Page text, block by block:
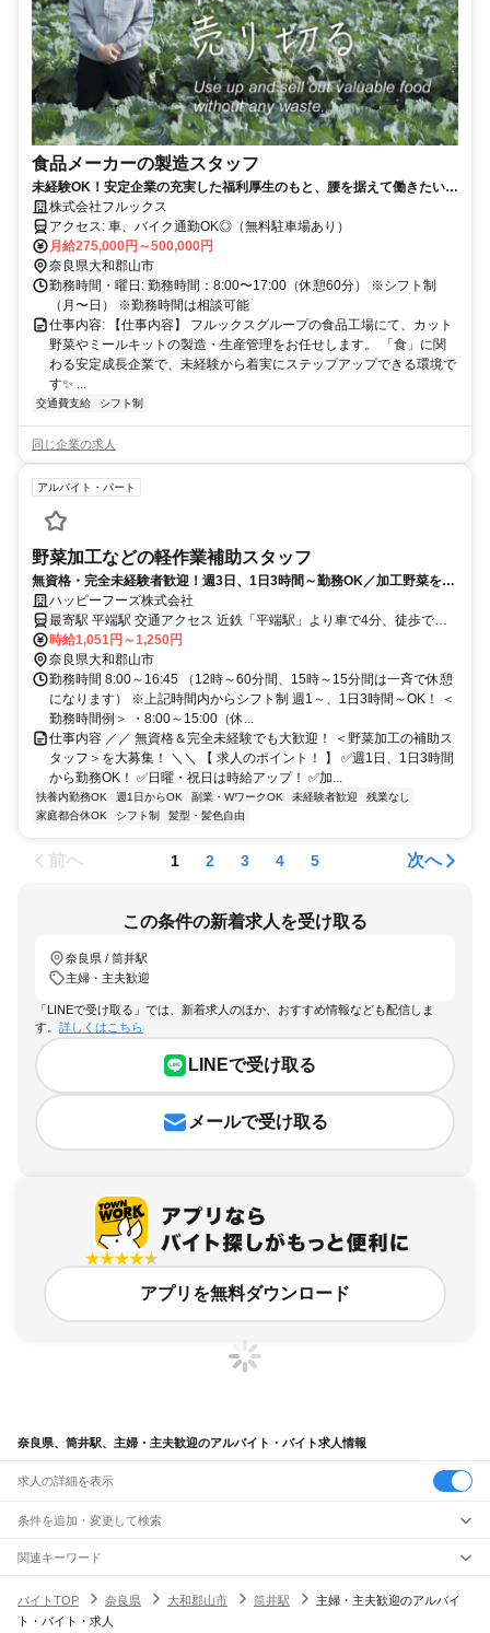
食品メーカーの製造スタッフ
未経験OK！安定企業の充実した福利厚生のもと、腰を据えて働きたい方
へ/将来的には年収650万円も可能！
株式会社フルックス
アクセス: 車、バイク通勤OK◎（無料駐車場あり）
月給275,000円～500,000円
奈良県大和郡山市
勤務時間・曜日: 勤務時間：8:00〜17:00（休憩60分） ※シフト制
（月〜日） ※勤務時間は相談可能
仕事内容: 【仕事内容】 フルックスグループの食品工場にて、カット
野菜やミールキットの製造・生産管理をお任せします。 「食」に関
わる安定成長企業で、未経験から着実にステップアップできる環境で
す✨ ...
交通費支給 シフト制
同じ企業の求人
アルバイト・パート
野菜加工などの軽作業補助スタッフ
無資格・完全未経験者歓迎！週3日、1日3時間～勤務OK／加工野菜をお
得に購入可能／日・祝は時給UP
ハッピーフーズ株式会社
最寄駅 平端駅 交通アクセス 近鉄「平端駅」より車で4分、徒歩で約
15分 JR関西本線「大和小泉駅」より自転車で約15分程度 ●中央市場
の隣にある業務スーパーの裏側です！
時給1,051円～1,250円
奈良県大和郡山市
勤務時間 8:00～16:45 （12時～60分間、15時～15分間は一斉で休憩
になります） ※上記時間内からシフト制 週1～、1日3時間～OK！ ＜
勤務時間例＞ ・8:00～15:00（休...
仕事内容 ／／ 無資格＆完全未経験でも大歓迎！ ＜野菜加工の補助ス
タッフ＞を大募集！ ＼＼ 【 求人のポイント！ 】 ✅週1日、1日3時間
から勤務OK！ ✅日曜・祝日は時給アップ！ ✅加...
扶養内勤務OK 週1日からOK 副業・WワークOK 未経験者歓迎
残業なし
家庭都合休OK
シフト制 髪型・髪色自由
前へ 1 2 3 4 5 次へ
この条件の新着求人を受け取る
奈良県 / 筒井駅
主婦・主夫歓迎
「LINEで受け取る」では、新着求人のほか、おすすめ情報なども配信しま
す。 詳しくはこちら
LINEで受け取る
メールで受け取る
アプリを無料ダウンロード
奈良県、筒井駅、主婦・主夫歓迎のアルバイト・バイト求人情報
求人の詳細を表示
条件を追加・変更して検索
市区町村を追加・変更
奈良県すべて
奈良市 大和高田市
駅を追加・変更
関連キーワード
バイトTOP
奈良県 大和郡山市 筒井駅
主婦・主夫歓迎のアルバイ
ト・バイト・求人